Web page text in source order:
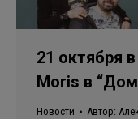
21 октября
Moris в
Новости Автор: